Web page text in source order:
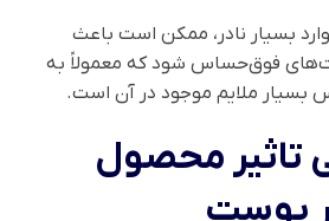
بسیار نادر، ممکن است باعث
فوق‌حساس شود که معمولاً به
بسیار ملایم موجود در آن است.
تاثیر محصول
پوست